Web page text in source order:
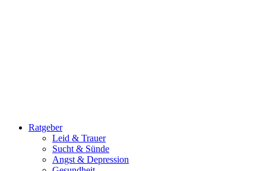
Ratgeber
Leid & Trauer
Sucht & Sünde
Angst & Depression